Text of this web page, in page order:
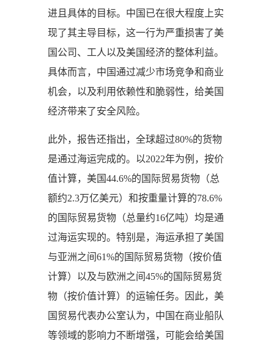
进且具体的目标。中国已在很大程度上实
现了其主导目标，这一行为严重损害了美
国公司、工人以及美国经济的整体利益。
具体而言，中国通过减少市场竞争和商业
机会，以及利用依赖性和脆弱性，给美国
经济带来了安全风险。
此外，报告还指出，全球超过80%的货物
是通过海运完成的。以2022年为例，按价
值计算，美国44.6%的国际贸易货物（总
额约2.3万亿美元）和按重量计算的78.6%
的国际贸易货物（总量约16亿吨）均是通
过海运实现的。特别是，海运承担了美国
与亚洲之间61%的国际贸易货物（按价值
计算）以及与欧洲之间45%的国际贸易货
物（按价值计算）的运输任务。因此，美
国贸易代表办公室认为，中国在商业船队
等领域的影响力不断增强，可能会给美国